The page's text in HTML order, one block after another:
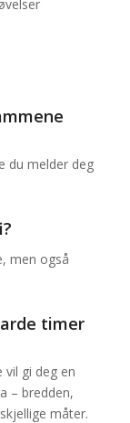
du melder deg
men også
timer
vil gi deg en
– bredden,
måter.